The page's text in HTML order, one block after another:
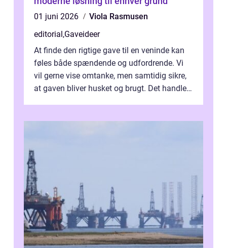
01 juni 2026
Viola Rasmusen
editorial,Gaveideer
At finde den rigtige gave til en veninde kan
føles både spændende og udfordrende. Vi
vil gerne vise omtanke, men samtidig sikre,
at gaven bliver husket og brugt. Det handler